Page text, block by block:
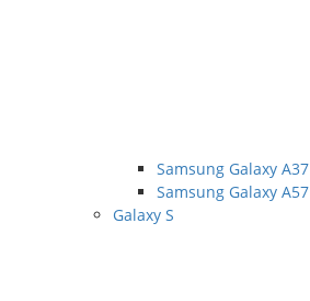
Samsung Galaxy A37
Samsung Galaxy A57
Galaxy S